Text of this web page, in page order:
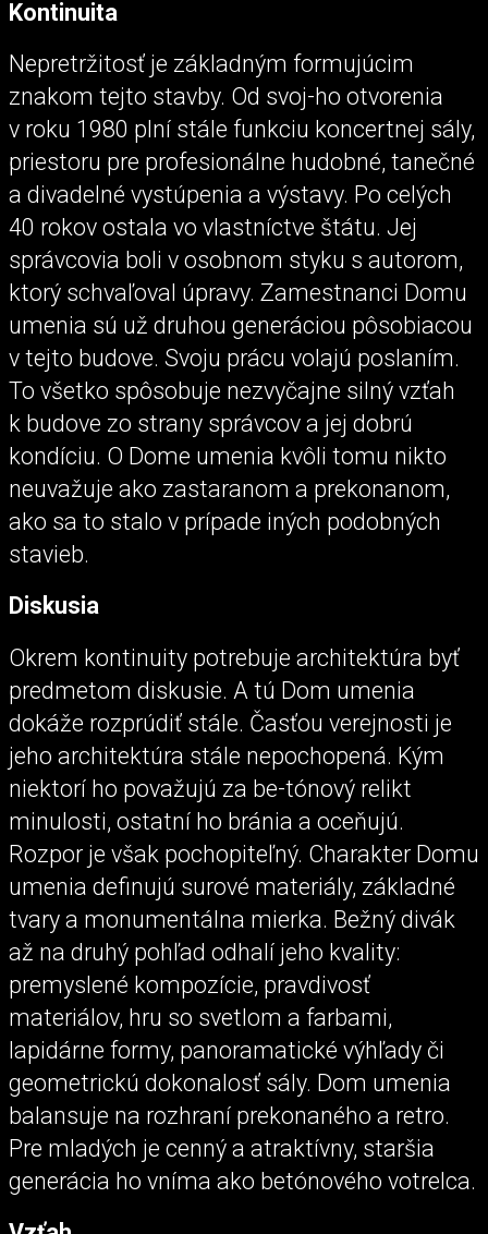
Kontinuita
Nepretržitosť je základným formujúcim
znakom tejto stavby. Od svoj-ho otvorenia
v roku 1980 plní stále funkciu koncertnej sály,
priestoru pre profesionálne hudobné, tanečné
a divadelné vystúpenia a výstavy. Po celých
40 rokov ostala vo vlastníctve štátu. Jej
správcovia boli v osobnom styku s autorom,
ktorý schvaľoval úpravy. Zamestnanci Domu
umenia sú už druhou generáciou pôsobiacou
v tejto budove. Svoju prácu volajú poslaním.
To všetko spôsobuje nezvyčajne silný vzťah
k budove zo strany správcov a jej dobrú
kondíciu. O Dome umenia kvôli tomu nikto
neuvažuje ako zastaranom a prekonanom,
ako sa to stalo v prípade iných podobných
stavieb.
Diskusia
Okrem kontinuity potrebuje architektúra byť
predmetom diskusie. A tú Dom umenia
dokáže rozprúdiť stále. Časťou verejnosti je
jeho architektúra stále nepochopená. Kým
niektorí ho považujú za be-tónový relikt
minulosti, ostatní ho bránia a oceňujú.
Rozpor je však pochopiteľný. Charakter Domu
umenia definujú surové materiály, základné
tvary a monumentálna mierka. Bežný divák
až na druhý pohľad odhalí jeho kvality:
premyslené kompozície, pravdivosť
materiálov, hru so svetlom a farbami,
lapidárne formy, panoramatické výhľady či
geometrickú dokonalosť sály. Dom umenia
balansuje na rozhraní prekonaného a retro.
Pre mladých je cenný a atraktívny, staršia
generácia ho vníma ako betónového votrelca.